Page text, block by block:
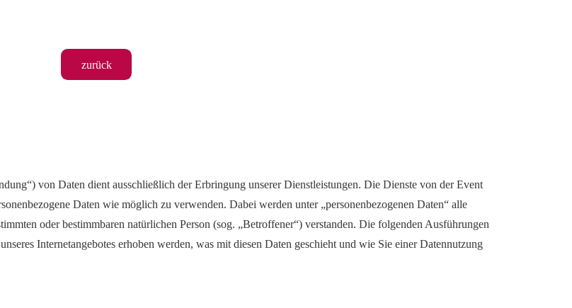
zurück
von Daten dient ausschließlich der Erbringung unserer Dienstleistungen. Die Dienste von der Event
Daten wie möglich zu verwenden. Dabei werden unter „personenbezogenen Daten“ alle
oder bestimmbaren natürlichen Person (sog. „Betroffener“) verstanden. Die folgenden Ausführungen
Internetangebotes erhoben werden, was mit diesen Daten geschieht und wie Sie einer Datennutzung